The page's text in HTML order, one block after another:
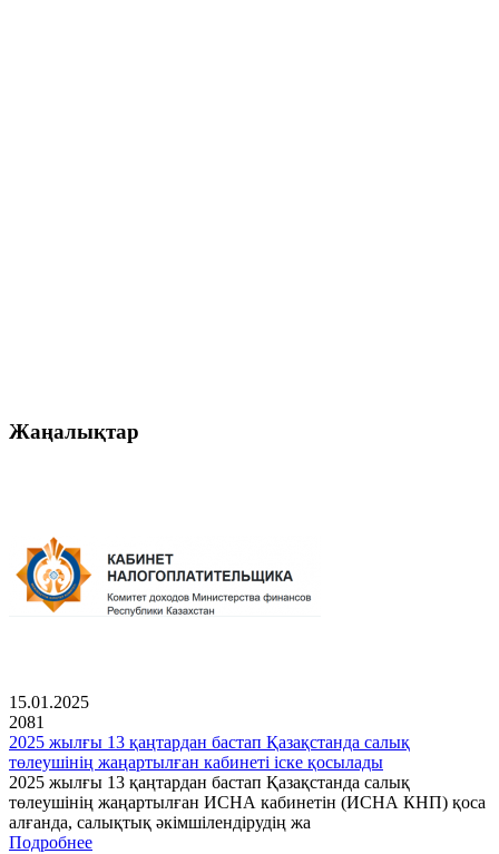
Жаңалықтар
15.01.2025
2081
2025 жылғы 13 қаңтардан бастап Қазақстанда салық
төлеушінің жаңартылған кабинеті іске қосылады
2025 жылғы 13 қаңтардан бастап Қазақстанда салық
төлеушінің жаңартылған ИСНА кабинетін (ИСНА КНП) қоса
алғанда, салықтық әкімшілендірудің жа
Подробнее